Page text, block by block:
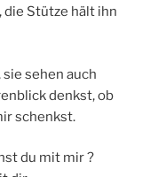
die Stütze hält ihn
sehen auch
denkst, ob
schenkst.
du mit mir ?